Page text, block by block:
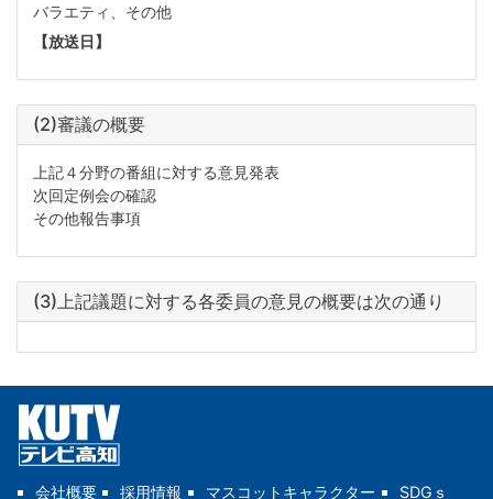
バラエティ、その他
【放送日】
(2)審議の概要
上記４分野の番組に対する意見発表
次回定例会の確認
その他報告事項
(3)上記議題に対する各委員の意見の概要は次の通り
会社概要 採用情報 マスコットキャラクター SDGｓ